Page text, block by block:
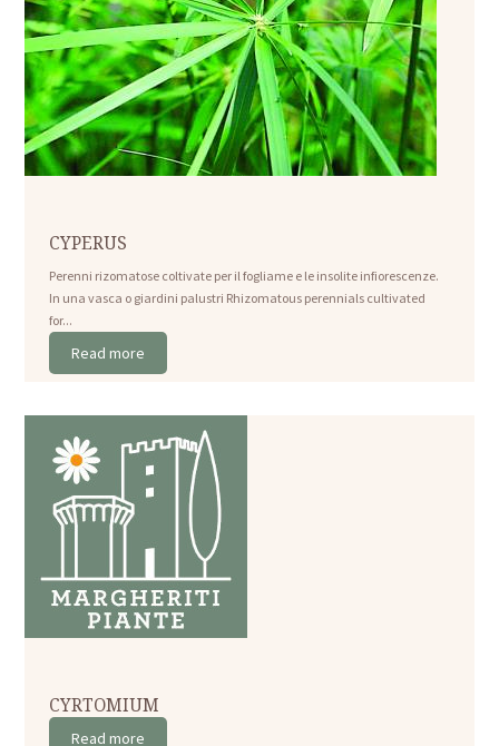
CYPERUS
Perenni rizomatose coltivate per il fogliame e le insolite infiorescenze.
In una vasca o giardini palustri Rhizomatous perennials cultivated
for...
Read more
CYRTOMIUM
Read more